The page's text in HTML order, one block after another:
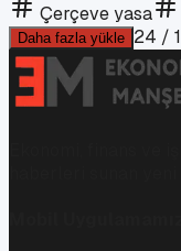
Çerçeve yasa
Daha fazla yükle 24 /